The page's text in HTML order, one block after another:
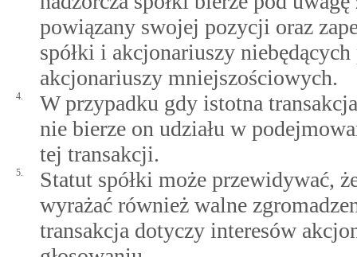
powiązany swojej pozycji oraz
spółki i akcjonariuszy
akcjonariuszy mniejszościowych.
4.
W przypadku gdy istotna
nie bierze on udziału w
tej transakcji.
5.
Statut spółki może przewidywać,
wyrażać również walne
transakcja dotyczy interesów